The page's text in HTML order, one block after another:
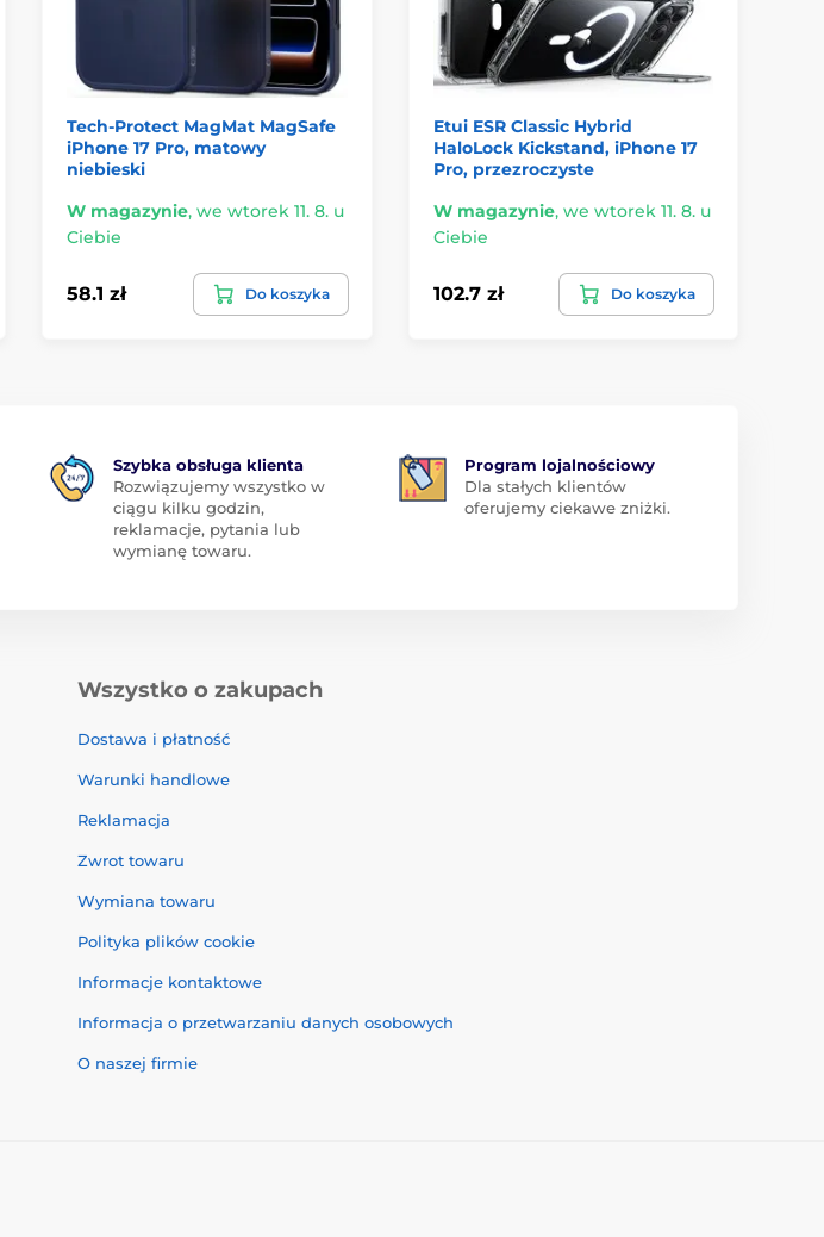
Tech-Protect MagMat MagSafe
iPhone 17 Pro, matowy
niebieski
W magazynie, we wtorek 11. 8. u
Ciebie
58.1 zł Do koszyka
Etui ESR Classic Hybrid
HaloLock Kickstand, iPhone 17
Pro, przezroczyste
W magazynie, we wtorek 11. 8. u
Ciebie
102.7 zł Do koszyka
Szybka obsługa klienta
Rozwiązujemy wszystko w
ciągu kilku godzin,
reklamacje, pytania lub
wymianę towaru.
Program lojalnościowy
Dla stałych klientów
oferujemy ciekawe zniżki.
Wszystko o zakupach
Dostawa i płatność
Warunki handlowe
Reklamacja
Zwrot towaru
Wymiana towaru
Polityka plików cookie
Informacje kontaktowe
Informacja o przetwarzaniu danych osobowych
O naszej firmie